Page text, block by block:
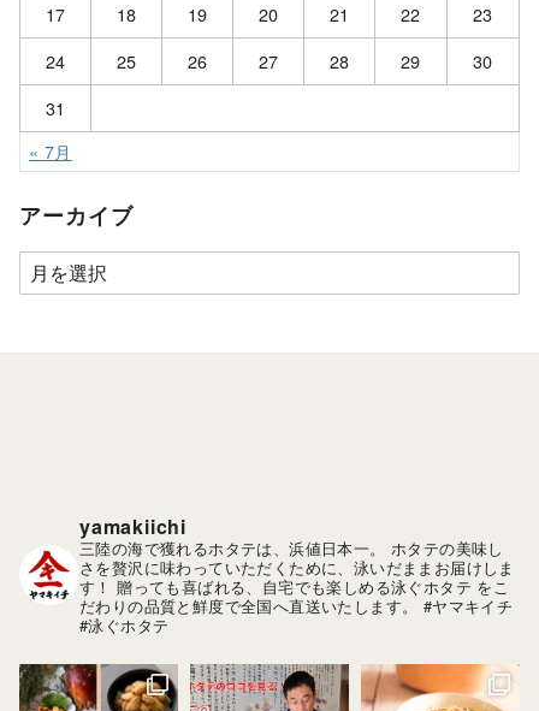
17
18 19 20 21 22
23
24
25 26 27 28 29
30
31
« 7月
アーカイブ
ア
ー
yamakiichi
三陸の海で獲れるホタテは、浜値日本一。
ホタテの美味し
さを贅沢に味わっていただくために、泳いだままお届けしま
す！ 贈っても喜ばれる、自宅でも楽しめる泳ぐホタテ をこ
だわりの品質と鮮度で全国へ直送いたします。
#ヤマキイチ
#泳ぐホタテ